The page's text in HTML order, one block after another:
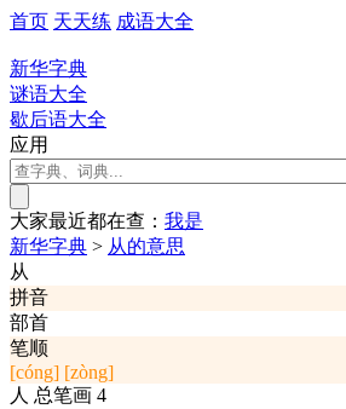
首页 天天练 成语大全
新华字典
谜语大全
歇后语大全
应用
大家最近都在查： 我是
新华字典 > 从的意思
从
拼音
部首
笔顺
[cóng] [zòng]
人 总笔画 4